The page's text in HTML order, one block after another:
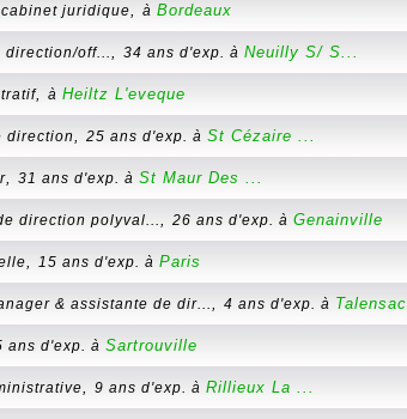
juridique, à Bordeaux
direction/off..., 34 ans d'exp. à Neuilly S/ S...
, à Heiltz L'eveque
direction, 25 ans d'exp. à St Cézaire ...
, 31 ans d'exp. à St Maur Des ...
direction polyval..., 26 ans d'exp. à Genainville
, 15 ans d'exp. à Paris
& assistante de dir..., 4 ans d'exp. à Talensac
ans d'exp. à Sartrouville
, 9 ans d'exp. à Rillieux La ...